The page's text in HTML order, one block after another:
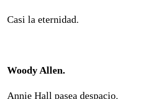
Casi la eternidad.
Woody Allen.
Annie Hall pasea despacio.